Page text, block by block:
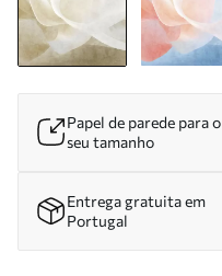
Papel de parede para o
seu tamanho
Entrega gratuita em
Portugal